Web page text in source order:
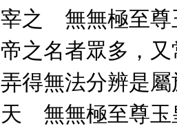
宰之 無無極至尊
帝之名者眾多，
弄得無法分辨是
天 無無極至尊玉